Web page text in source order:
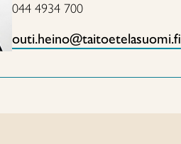
044 4934 700
outi.heino@taitoetelasuomi.fi